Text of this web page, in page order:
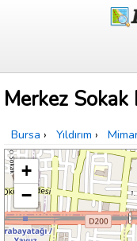
Merkez Sokak
Bursa › Yıldırım ›
+
−